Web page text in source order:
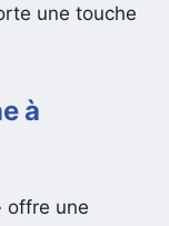
une touche
à
offre une